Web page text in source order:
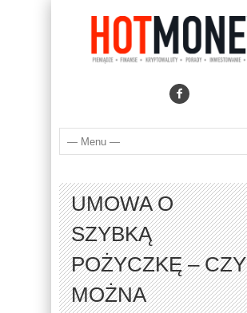
UMOWA O
SZYBKĄ
POŻYCZKĘ – CZY
MOŻNA